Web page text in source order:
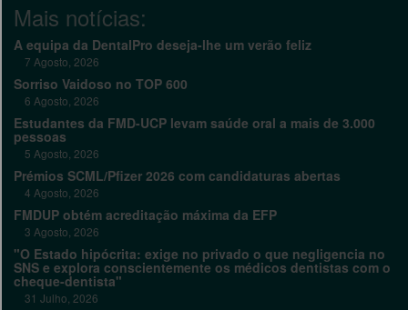
Mais notícias:
A equipa da DentalPro deseja-lhe um verão feliz
7 Agosto, 2026
Sorriso Vaidoso no TOP 600
6 Agosto, 2026
Estudantes da FMD-UCP levam saúde oral a mais de 3.000
pessoas
5 Agosto, 2026
Prémios SCML/Pfizer 2026 com candidaturas abertas
4 Agosto, 2026
FMDUP obtém acreditação máxima da EFP
3 Agosto, 2026
"O Estado hipócrita: exige no privado o que negligencia no
SNS e explora conscientemente os médicos dentistas com o
cheque-dentista"
31 Julho, 2026